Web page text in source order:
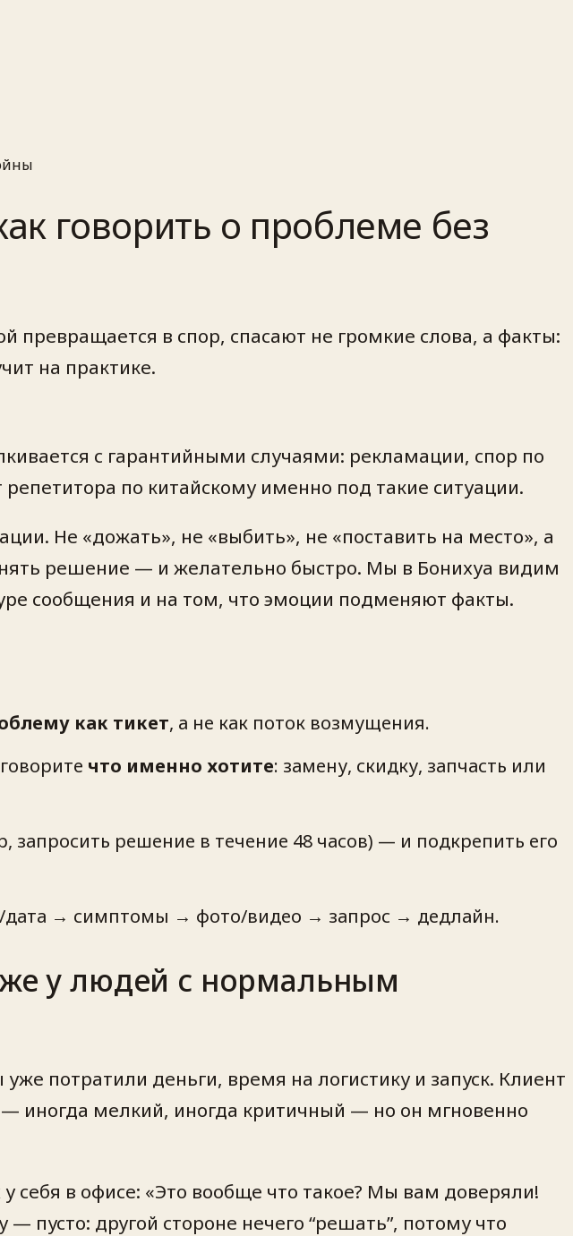
говорить о проблеме без
превращается в спор, спасают не громкие слова, а факты:
на практике.
с гарантийными случаями: рекламации, спор по
по китайскому именно под такие ситуации.
Не «дожать», не «выбить», не «поставить на место», а
решение — и желательно быстро. Мы в Бонихуа видим
сообщения и на том, что эмоции подменяют факты.
как тикет, а не как поток возмущения.
что именно хотите: замену, скидку, запчасть или
запросить решение в течение 48 часов) — и подкрепить его
дата → симптомы → фото/видео → запрос → дедлайн.
у людей с нормальным
потратили деньги, время на логистику и запуск. Клиент
иногда мелкий, иногда критичный — но он мгновенно
себя в офисе: «Это вообще что такое? Мы вам доверяли!
пусто: другой стороне нечего “решать”, потому что